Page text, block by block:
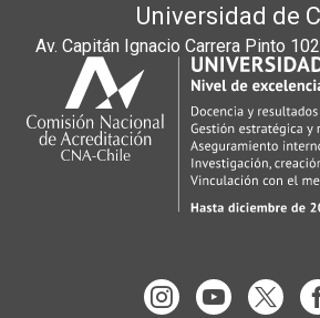
Universidad de
Av. Capitán Ignacio Carrera Pinto